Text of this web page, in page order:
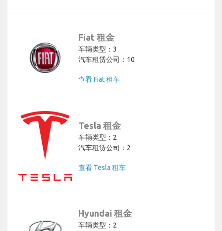
Fiat 租金
车辆类型：3
汽车租赁公司：10
查看 Fiat 租车
Tesla 租金
车辆类型：2
汽车租赁公司：2
查看 Tesla 租车
Hyundai 租金
车辆类型：2